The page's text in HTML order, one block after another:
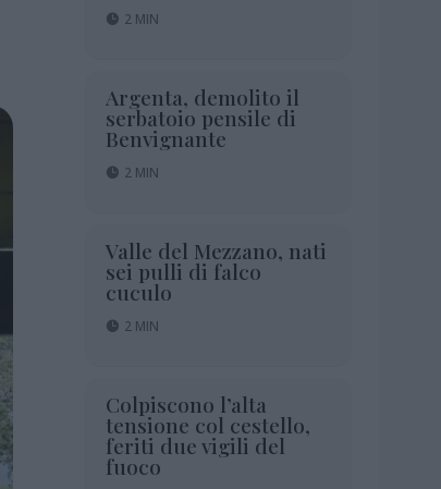
2 MIN
Argenta, demolito il
serbatoio pensile di
Benvignante
2 MIN
Valle del Mezzano, nati
sei pulli di falco
cuculo
2 MIN
Colpiscono l’alta
tensione col cestello,
feriti due vigili del
fuoco